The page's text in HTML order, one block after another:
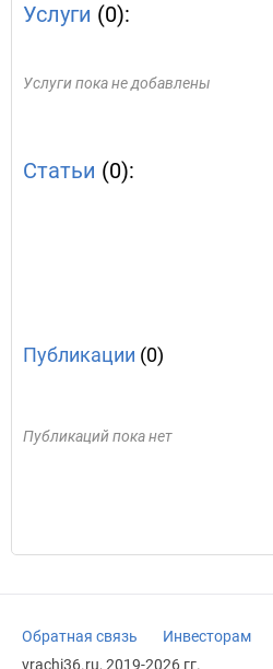
Услуги (0):
Услуги пока не добавлены
Статьи (0):
Публикации (0)
Публикаций пока нет
Обратная связь Инвесторам
vrachi36.ru, 2019-2026 гг.